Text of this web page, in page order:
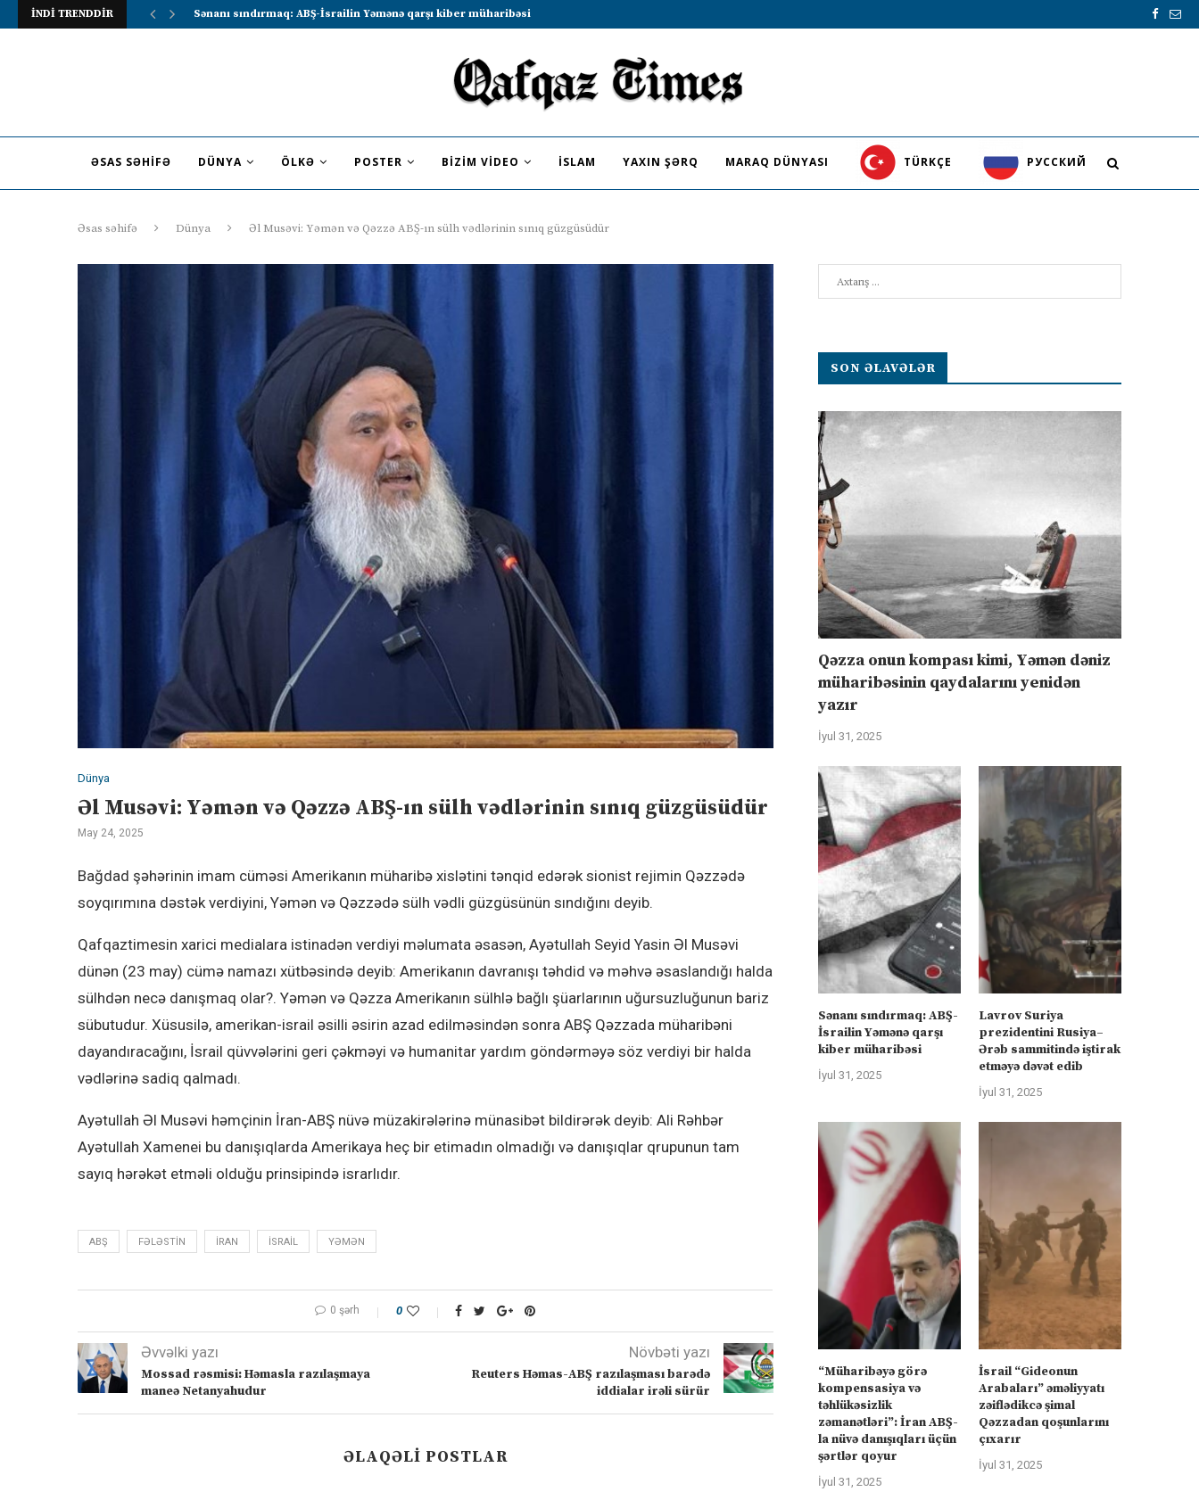
İNDİ TRENDDİR Lavrov Suriya prezidentini Rusiya–Ərəb sammitində iştirak etməyə dəvət...
ƏSAS SƏHIFƏ DÜNYA ÖLKƏ POSTER BIZIM VIDEO İSLAM YAXIN ŞƏRQ MARAQ DÜNYASI TÜRKÇE PУССКИЙ
Əsas səhifə Dünya Əl Musəvi: Yəmən və Qəzzə ABŞ-ın sülh vədlərinin sınıq güzgüsüdür
Dünya
Əl Musəvi: Yəmən və Qəzzə ABŞ-ın sülh vədlərinin sınıq güzgüsüdür
May 24, 2025
Bağdad şəhərinin imam cüməsi Amerikanın müharibə xislətini tənqid edərək sionist rejimin Qəzzədə
soyqırımına dəstək verdiyini, Yəmən və Qəzzədə sülh vədli güzgüsünün sındığını deyib.
Qafqaztimesin xarici medialara istinadən verdiyi məlumata əsasən, Ayətullah Seyid Yasin Əl Musəvi
dünən (23 may) cümə namazı xütbəsində deyib: Amerikanın davranışı təhdid və məhvə əsaslandığı halda
sülhdən necə danışmaq olar?. Yəmən və Qəzza Amerikanın sülhlə bağlı şüarlarının uğursuzluğunun bariz
sübutudur. Xüsusilə, amerikan-israil əsilli əsirin azad edilməsindən sonra ABŞ Qəzzada müharibəni
dayandıracağını, İsrail qüvvələrini geri çəkməyi və humanitar yardım göndərməyə söz verdiyi bir halda
vədlərinə sadiq qalmadı.
Ayətullah Əl Musəvi həmçinin İran-ABŞ nüvə müzakirələrinə münasibət bildirərək deyib: Ali Rəhbər
Ayətullah Xamenei bu danışıqlarda Amerikaya heç bir etimadın olmadığı və danışıqlar qrupunun tam
sayıq hərəkət etməli olduğu prinsipində israrlıdır.
ABŞ FƏLƏSTIN IRAN ISRAIL YƏMƏN
0 şərh 0
Əvvəlki yazı
Mossad rəsmisi: Həmasla razılaşmaya
maneə Netanyahudur
Növbəti yazı
Reuters Həmas-ABŞ razılaşması barədə
iddialar irəli sürür
ƏLAQƏLI POSTLAR
SON ƏLAVƏLƏR
Qəzza onun kompası kimi, Yəmən dəniz
müharibəsinin qaydalarını yenidən
yazır
İyul 31, 2025
Sənanı sındırmaq: ABŞ-
İsrailin Yəmənə qarşı
kiber müharibəsi
İyul 31, 2025
Lavrov Suriya
prezidentini Rusiya–
Ərəb sammitində iştirak
etməyə dəvət edib
İyul 31, 2025
“Müharibəyə görə
kompensasiya və
təhlükəsizlik
zəmanətləri”: İran ABŞ-
la nüvə danışıqları üçün
şərtlər qoyur
İyul 31, 2025
İsrail “Gideonun
Arabaları” əməliyyatı
zəiflədikcə şimal
Qəzzadan qoşunlarını
çıxarır
İyul 31, 2025